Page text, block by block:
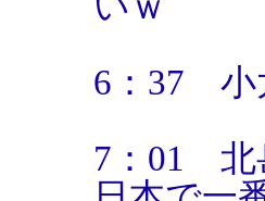
6：37 小
7：01 北